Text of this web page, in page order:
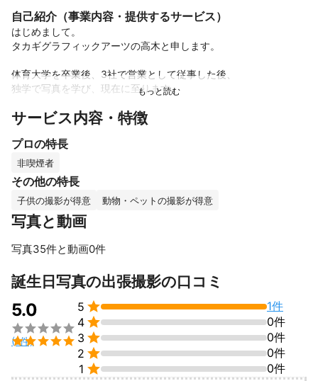
自己紹介（事業内容・提供するサービス）
はじめまして。
タカギグラフィックアーツの高木と申します。
体育大学を卒業後、3社で営業として従事した後、
独学で写真を学び、現在に至ります。
2012年より東京都江東区を拠点に、
七五三、お宮参り、家族写真
ペット写真、スポーツ写真
ホームページ写真、店舗・施設写真、
ビジネスプロフィール写真、個人プロフィール写真　他
東京都、千葉県、埼玉県、神奈川県を中心に
出張撮影サービスを提供しております。
ご家族の皆さまの魅力を最大限に引き出し、
最幸の一瞬を写し出せるよう努めてまいります。
一生の思い出に残る
幸せな1日をお約束いたします。
多幸感あふれる極上の撮影体験をお楽しみください。
これまでの実績
●七五三・お宮参り・家族写真・ペット写真：2000組以上
サービス内容・特徴
プロの特長
非喫煙者
その他の特長
子供の撮影が得意 動物・ペットの撮影が得意
写真と動画
写真35件と動画0件
すべて見る
誕生日写真の出張撮影の口コミ
5.0


(1件)
5 
1件
4 
0件
3 
0件
2 
0件
1  0件